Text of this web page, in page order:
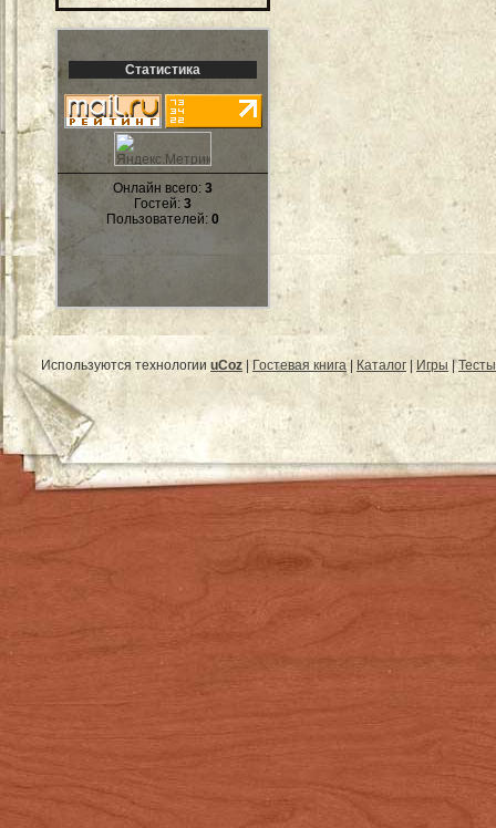
Статистика
Онлайн всего: 3
Гостей: 3
Пользователей: 0
Используются технологии uCoz Гостевая книга| Каталог Игры |Тесты